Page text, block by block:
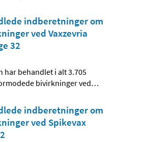
indberetninger om
ved Vaxzevria
32
behandlet i alt 3.705
bivirkninger ved…
indberetninger om
ved Spikevax